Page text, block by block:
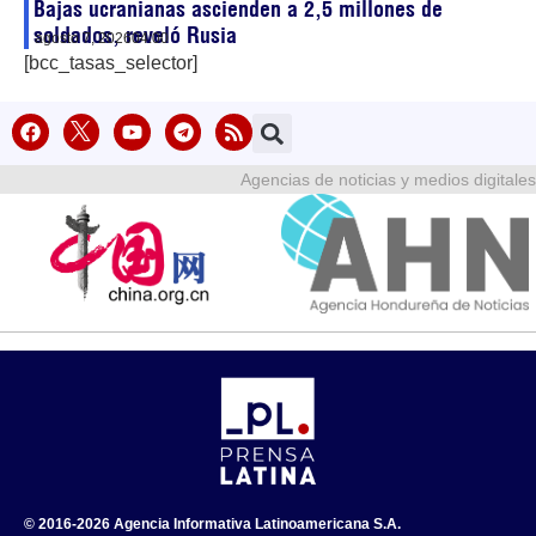
Bajas ucranianas ascienden a 2,5 millones de
soldados, reveló Rusia
agosto 7, 202604:00
[bcc_tasas_selector]
Agencias de noticias y medios digitales
© 2016-2026 Agencia Informativa Latinoamericana S.A.